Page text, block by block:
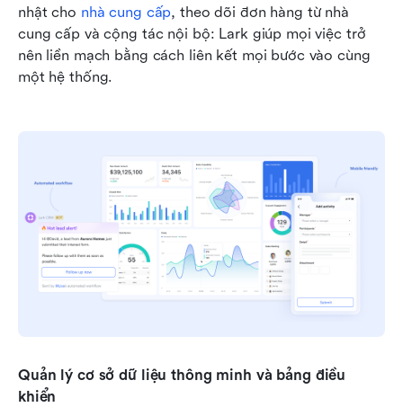
nhật cho nhà cung cấp, theo dõi đơn hàng từ nhà
cung cấp và cộng tác nội bộ: Lark giúp mọi việc trở
nên liền mạch bằng cách liên kết mọi bước vào cùng
một hệ thống.
Quản lý cơ sở dữ liệu thông minh và bảng điều
khiển